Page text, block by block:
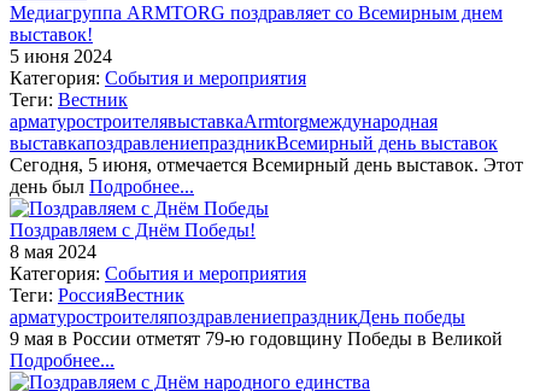
Медиагруппа ARMTORG поздравляет со Всемирным днем
выставок!
5 июня 2024
Категория: События и мероприятия
Теги: Вестник
арматуростроителявыставкаArmtorgмеждународная
выставкапоздравлениепраздникВсемирный день выставок
Сегодня, 5 июня, отмечается Всемирный день выставок. Этот
день был Подробнее...
Поздравляем с Днём Победы!
8 мая 2024
Категория: События и мероприятия
Теги: РоссияВестник
арматуростроителяпоздравлениепраздникДень победы
9 мая в России отметят 79-ю годовщину Победы в Великой
Подробнее...